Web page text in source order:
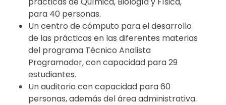
para 40 personas.
Un centro de cómputo para el desarrollo
de las prácticas en las diferentes materias
del programa Técnico Analista
Programador, con capacidad para 29
estudiantes.
Un auditorio con capacidad para 60
personas, además del área administrativa.